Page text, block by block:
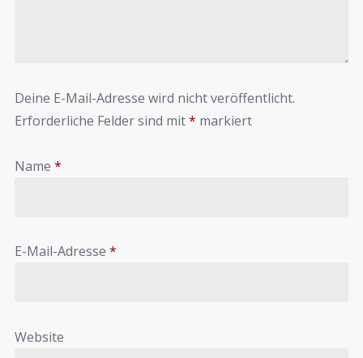
Deine E-Mail-Adresse wird nicht veröffentlicht.
Erforderliche Felder sind mit* markiert
Name *
E-Mail-Adresse *
Website